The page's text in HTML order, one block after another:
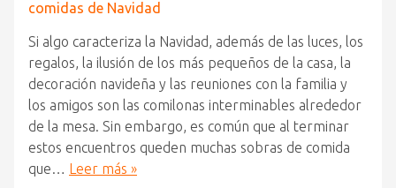
comidas de Navidad
Si algo caracteriza la Navidad, además de las luces, los
regalos, la ilusión de los más pequeños de la casa, la
decoración navideña y las reuniones con la familia y
los amigos son las comilonas interminables alrededor
de la mesa. Sin embargo, es común que al terminar
estos encuentros queden muchas sobras de comida
que…
Leer más »